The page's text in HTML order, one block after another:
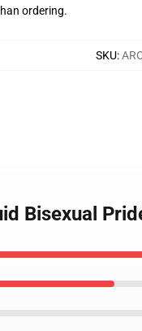
ordering.
SKU:
Bisexual